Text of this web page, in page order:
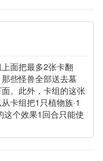
面把最多2张卡翻
些怪兽全部送去墓
。此外，卡组的这张
卡组把1只植物族·1
这个效果1回合只能使